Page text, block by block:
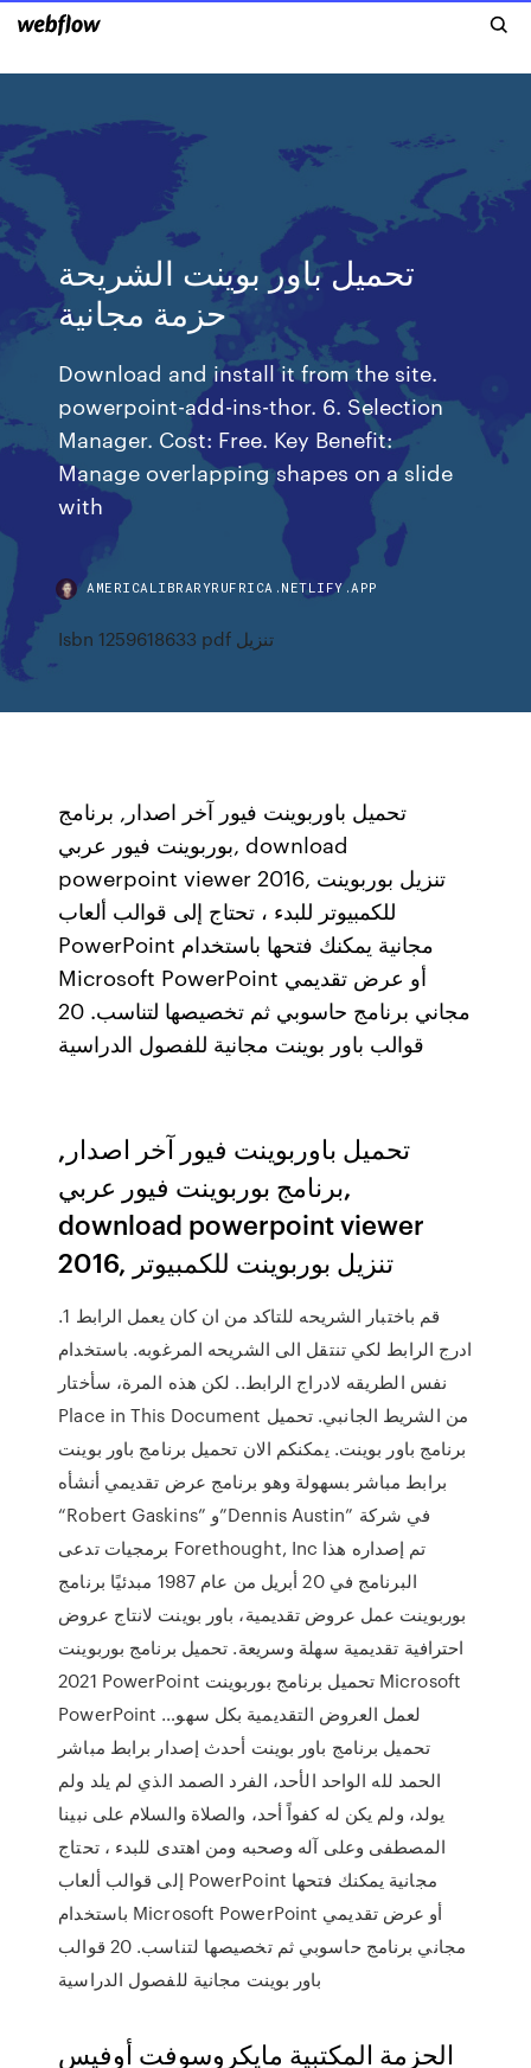
تحميل باور بوينت الشريحة
حزمة مجانية
Download and install it from the site.
powerpoint-add-ins-thor. 6. Selection
Manager. Cost: Free. Key Benefit:
Manage overlapping shapes on a slide
with
AMERICALIBRARYRUFRICA.NETLIFY.APP
Isbn 1259618633 pdf تنزيل
تحميل باوربوينت فيور آخر اصدار, برنامج
بوربوينت فيور عربي, download
powerpoint viewer 2016, تنزيل بوربوينت
للكمبيوتر للبدء ، تحتاج إلى قوالب ألعاب
PowerPoint مجانية يمكنك فتحها باستخدام
Microsoft PowerPoint أو عرض تقديمي
مجاني برنامج حاسوبي ثم تخصيصها لتناسب. 20
قوالب باور بوينت مجانية للفصول الدراسية
تحميل باوربوينت فيور آخر اصدار,
برنامج بوربوينت فيور عربي,
download powerpoint viewer
2016, تنزيل بوربوينت للكمبيوتر
قم باختبار الشريحه للتاكد من ان كان يعمل الرابط 1.
ادرج الرابط لكي تنتقل الى الشريحه المرغوبه. باستخدام
نفس الطريقه لادراج الرابط.. لكن هذه المرة، سأختار
Place in This Document من الشريط الجانبي. تحميل
برنامج باور بوينت. يمكنكم الان تحميل برنامج باور بوينت
برابط مباشر بسهولة وهو برنامج عرض تقديمي أنشأه
“Robert Gaskins” و”Dennis Austin” في شركة
برمجيات تدعى Forethought, Inc تم إصداره هذا
البرنامج في 20 أبريل من عام 1987 مبدئيًا برنامج
بوربوينت عمل عروض تقديمية، باور بوينت لانتاج عروض
احترافية تقديمية سهلة وسريعة. تحميل برنامج بوربوينت
2021 PowerPoint تحميل برنامج بوربوينت Microsoft
PowerPoint لعمل العروض التقديمية بكل سهو…
تحميل برنامج باور بوينت أحدث إصدار برابط مباشر
الحمد لله الواحد الأحد، الفرد الصمد الذي لم يلد ولم
يولد، ولم يكن له كفواً أحد، والصلاة والسلام على نبينا
المصطفى وعلى آله وصحبه ومن اهتدى للبدء ، تحتاج
إلى قوالب ألعاب PowerPoint مجانية يمكنك فتحها
باستخدام Microsoft PowerPoint أو عرض تقديمي
مجاني برنامج حاسوبي ثم تخصيصها لتناسب. 20 قوالب
باور بوينت مجانية للفصول الدراسية
الحزمة المكتبية مايكروسوفت أوفيس